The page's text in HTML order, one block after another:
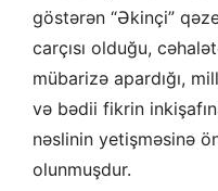
göstərən “Əkinçi”
carçısı olduğu,
mübarizə apardığı,
və bədii fikrin
nəslinin yetişməsinə
olunmuşdur.